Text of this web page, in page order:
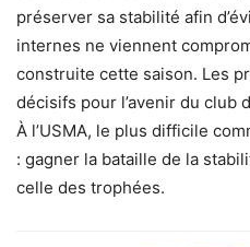
préserver sa stabilité afin
internes ne viennent
construite cette saison. Les
décisifs pour l’avenir du club
À l’USMA, le plus difficile
: gagner la bataille de la
celle des trophées.